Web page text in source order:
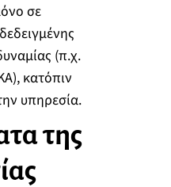
σε
(π.χ.
κατόπιν
υπηρεσία.
της